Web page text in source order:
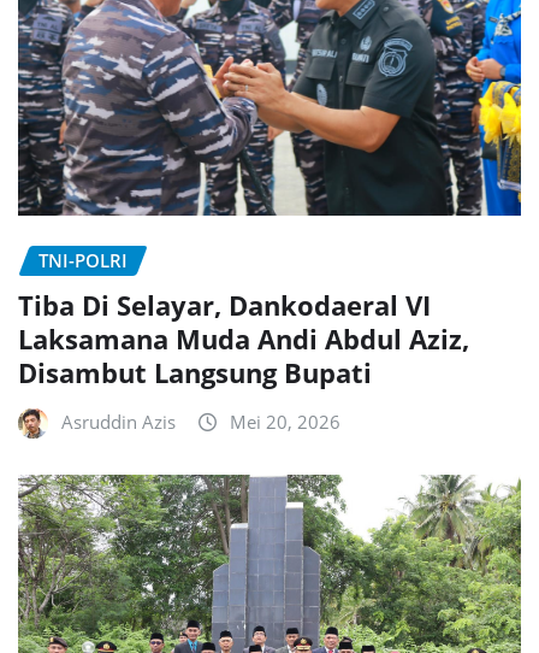
TNI-POLRI
Tiba Di Selayar, Dankodaeral VI
Laksamana Muda Andi Abdul Aziz,
Disambut Langsung Bupati
Asruddin Azis Mei 20, 2026